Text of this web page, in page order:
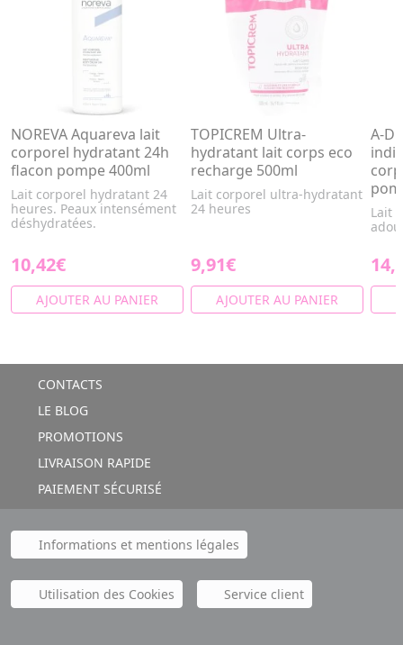
NOREVA Aquareva lait
corporel hydratant 24h
flacon pompe 400ml
Lait corporel hydratant 24
heures. Peaux intensément
déshydratées.
10,42€
AJOUTER AU PANIER
TOPICREM Ultra-
hydratant lait corps eco
recharge 500ml
Lait corporel ultra-hydratant
24 heures
9,91€
AJOUTER AU PANIER
A-
Lait
CONTACTS
LE BLOG
PROMOTIONS
LIVRAISON RAPIDE
PAIEMENT SÉCURISÉ
Informations et mentions légales
Utilisation des Cookies Service client